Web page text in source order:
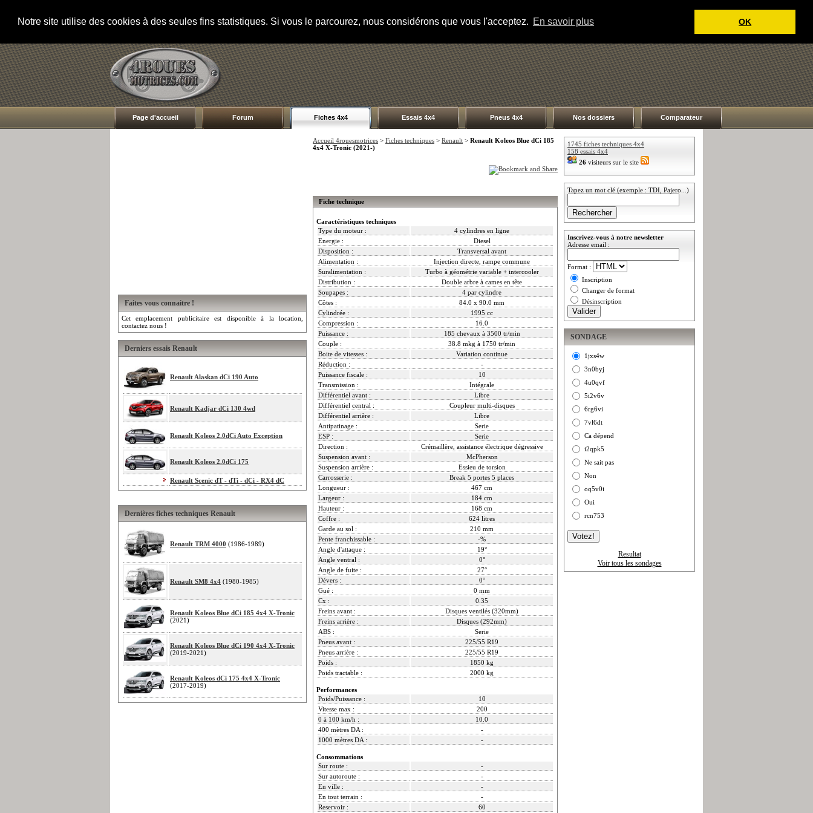
Notre site utilise des cookies à des seules fins statistiques. Si vous le parcourez, nous considérons que vous l'acceptez. En savoir plus OK
Page d'accueil Forum Fiches 4x4 Essais 4x4 Pneus 4x4 Nos dossiers Comparateur
Faites vous connaitre !
Cet emplacement publicitaire est disponible à la location,
contactez nous !
Derniers essais Renault
Renault Alaskan dCi 190 Auto
Renault Kadjar dCi 130 4wd
Renault Koleos 2.0dCi Auto Exception
Renault Koleos 2.0dCi 175
Renault Scenic dT - dTi - dCi - RX4 dC
Dernières fiches techniques Renault
Renault TRM 4000 (1986-1989)
Renault SM8 4x4 (1980-1985)
Renault Koleos Blue dCi 185 4x4 X-Tronic
(2021)
Renault Koleos Blue dCi 190 4x4 X-Tronic
(2019-2021)
Renault Koleos dCi 175 4x4 X-Tronic
(2017-2019)
Accueil 4rouesmotrices > Fiches techniques > Renault > Renault Koleos Blue dCi 185
4x4 X-Tronic (2021-)
Fiche technique
Caractéristiques techniques
Type du moteur :
4 cylindres en ligne
Energie :
Diesel
Disposition :
Transversal avant
Alimentation :
Injection directe, rampe commune
Suralimentation :
Turbo à géométrie variable + intercooler
Distribution :
Double arbre à cames en tête
Soupapes :
4 par cylindre
Côtes :
84.0 x 90.0 mm
Cylindrée :
1995 cc
Compression :
16.0
Puissance :
185 chevaux à 3500 tr/min
Couple :
38.8 mkg à 1750 tr/min
Boite de vitesses :
Variation continue
Réduction :
-
Puissance fiscale :
10
Transmission :
Intégrale
Différentiel avant :
Libre
Différentiel central :
Coupleur multi-disques
Différentiel arrière :
Libre
Antipatinage :
Serie
ESP :
Serie
Direction :
Crémaillère, assistance électrique dégressive
Suspension avant :
McPherson
Suspension arrière :
Essieu de torsion
Carrosserie :
Break 5 portes 5 places
Longueur :
467 cm
Largeur :
184 cm
Hauteur :
168 cm
Coffre :
624 litres
Garde au sol :
210 mm
Pente franchissable :
-%
Angle d'attaque :
19°
Angle ventral :
0°
Angle de fuite :
27°
Dévers :
0°
Gué :
0 mm
Cx :
0.35
Freins avant :
Disques ventilés (320mm)
Freins arrière :
Disques (292mm)
ABS :
Serie
Pneus avant :
225/55 R19
Pneus arrière :
225/55 R19
Poids :
1850 kg
Poids tractable :
2000 kg
Performances
Poids/Puissance :
10
Vitesse max :
200
0 à 100 km/h :
10.0
400 mètres DA :
-
1000 mètres DA :
-
Consommations
Sur route :
-
Sur autoroute :
-
En ville :
-
En tout terrain :
-
Reservoir :
60
1745 fiches techniques 4x4
158 essais 4x4
26 visiteurs sur le site
Tapez un mot clé (exemple : TDI, Pajero...)
Inscrivez-vous à notre newsletter
Adresse email :
Format :
Inscription
Changer de format
Désinscription
SONDAGE
1jxs4w
3n0byj
4u0qvf
5i2v6v
6rg6vi
7vl6dt
Ca dépend
i2qpk5
Ne sait pas
Non
oq5v0i
Oui
rcn753
Resultat
Voir tous les sondages